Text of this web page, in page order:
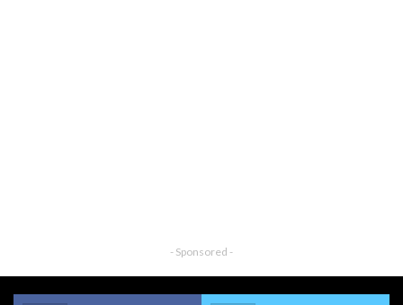
- Sponsored -